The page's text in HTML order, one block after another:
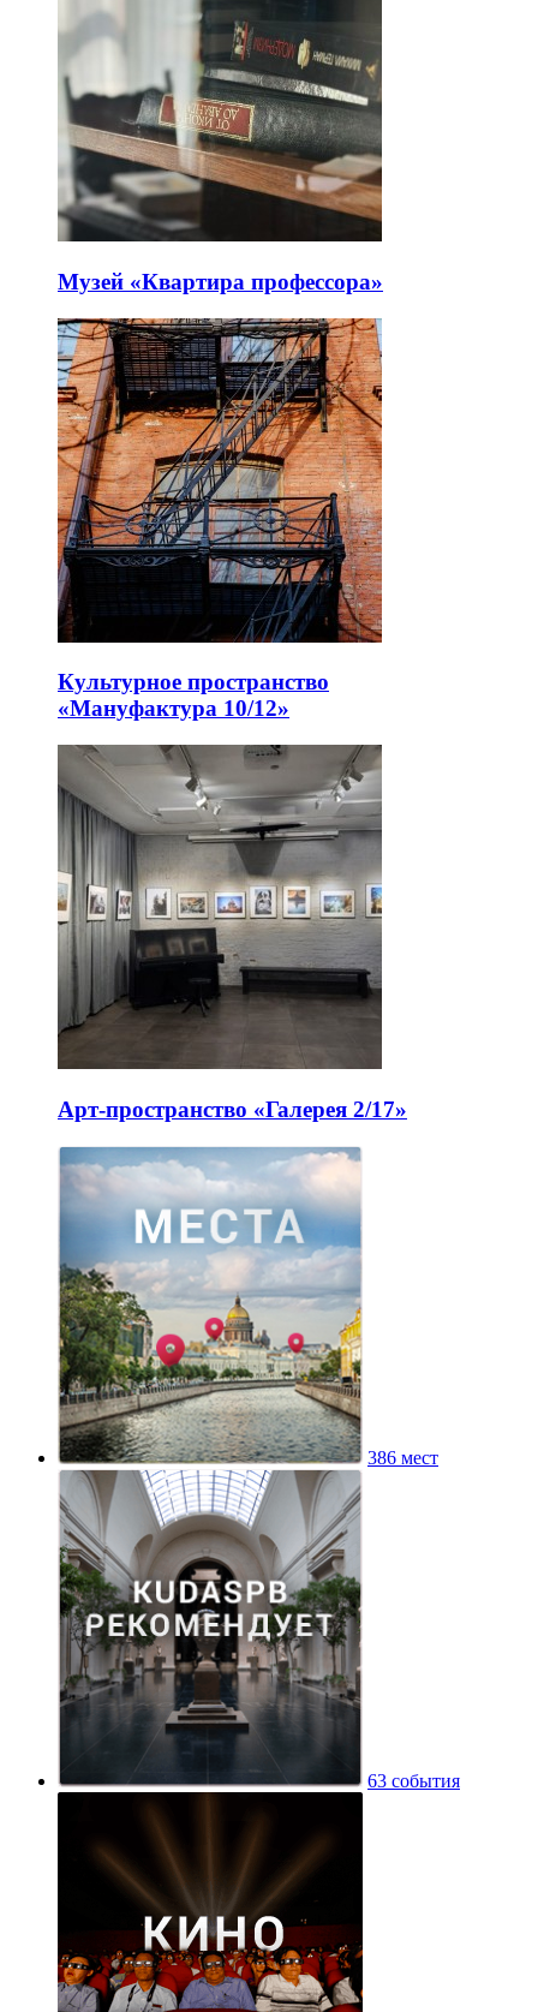
Музей «Квартира профессора»
Культурное пространство
«Мануфактура 10/12»
Арт-пространство «Галерея 2/17»
386 мест
63 события